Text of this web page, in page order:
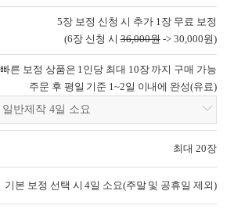
5장 보정 신청 시 추가 1장 무료 보정
(6장 신청 시36,000원-> 30,000원)
빠른 보정 상품은 1인당 최대 10장 까지 구매 가능
주문 후 평일 기준 1~2일 이내에 완성(유료)
최대 20장
기본 보정 선택 시 4일 소요(주말 및 공휴일 제외)